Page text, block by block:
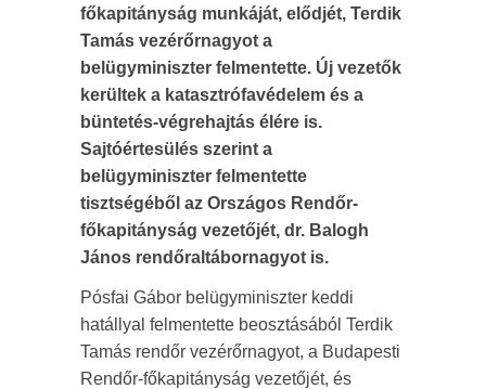
főkapitányság munkáját, elődjét, Terdik
Tamás vezérőrnagyot a
belügyminiszter felmentette. Új vezetők
kerültek a katasztrófavédelem és a
büntetés-végrehajtás élére is.
Sajtóértesülés szerint a
belügyminiszter felmentette
tisztségéből az Országos Rendőr-
főkapitányság vezetőjét, dr. Balogh
János rendőraltábornagyot is.
Pósfai Gábor belügyminiszter keddi
hatállyal felmentette beosztásából Terdik
Tamás rendőr vezérőrnagyot, a Budapesti
Rendőr-főkapitányság vezetőjét, és